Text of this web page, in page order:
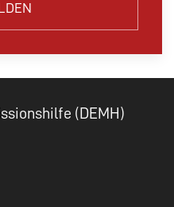
(DEMH)